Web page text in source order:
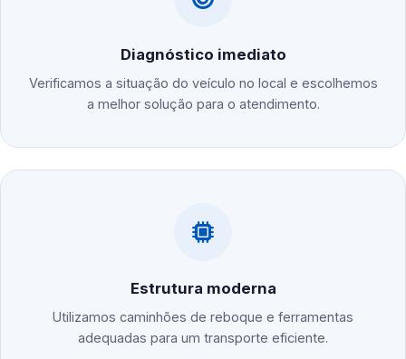
Diagnóstico imediato
Verificamos a situação do veículo no local e escolhemos
a melhor solução para o atendimento.
Estrutura moderna
Utilizamos caminhões de reboque e ferramentas
adequadas para um transporte eficiente.